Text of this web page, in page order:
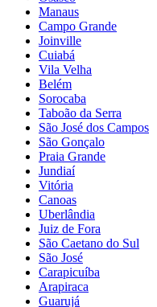
Manaus
Campo Grande
Joinville
Cuiabá
Vila Velha
Belém
Sorocaba
Taboão da Serra
São José dos Campos
São Gonçalo
Praia Grande
Jundiaí
Vitória
Canoas
Uberlândia
Juiz de Fora
São Caetano do Sul
São José
Carapicuíba
Arapiraca
Guarujá